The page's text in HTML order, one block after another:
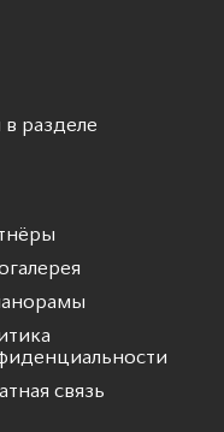
разделе
связь